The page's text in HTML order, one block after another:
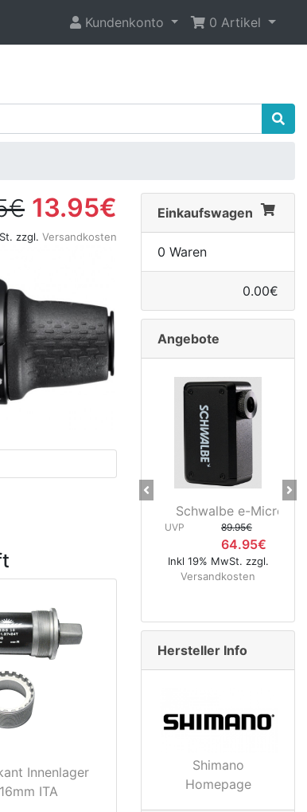
Kundenkonto 0 Artikel
13.95€
zzgl. Versandkosten
Innenlager
ITA
Einkaufswagen
0 Waren
0.00€
Angebote
Schwalbe e-Micro
UVP 89.95€
64.95€
Inkl 19% MwSt. zzgl.
Versandkosten
Previous
Hersteller Info
Shimano
Homepage